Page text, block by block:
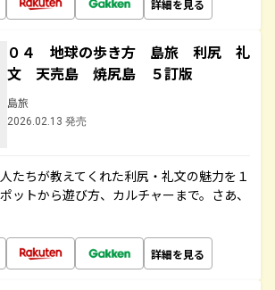
詳細を見る
０４ 地球の歩き方 島旅 利尻 礼
文 天売島 焼尻島 ５訂版
島旅
2026.02.13 発売
たちが教えてくれた利尻・礼文の魅力を１
ットから遊び方、カルチャーまで。さあ、
詳細を見る